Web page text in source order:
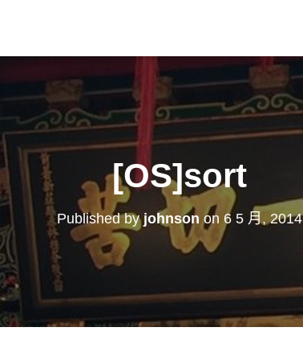
[OS]sort
Published byjohnson on 6 5 月, 2014